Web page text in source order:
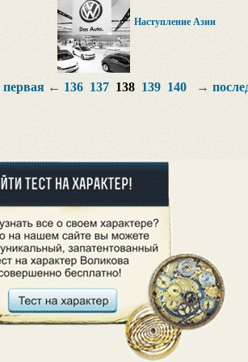
Наступление Азии
первая← 136 137 138 139 140 →